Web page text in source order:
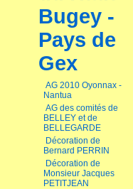
Bugey -
Pays de
Gex
AG 2010 Oyonnax -
Nantua
AG des comités de
BELLEY et de
BELLEGARDE
Décoration de
Bernard PERRIN
Décoration de
Monsieur Jacques
PETITJEAN